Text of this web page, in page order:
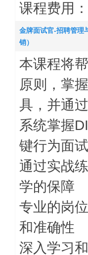
课程费用
金牌面试官-招聘管理
销）
本课程将
原则，掌
具，并通
系统掌握
键行为面
通过实战
学的保障
专业的岗
和准确性
深入学习